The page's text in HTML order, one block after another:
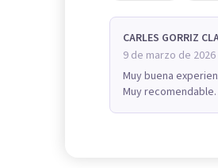
CARLES GORRIZ
9 de marzo de 2026
Muy buena
Muy recomendable.